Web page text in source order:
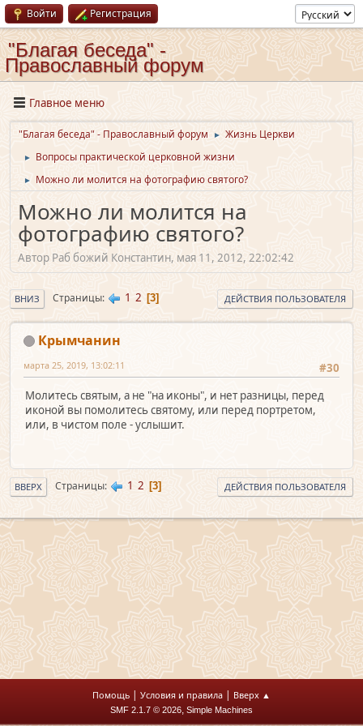
Войти Регистрация
"Благая беседа" -
Православный форум
Главное меню
"Благая беседа" - Православный форум ► Жизнь Церкви
► Вопросы практической церковной жизни
► Можно ли молится на фотографию святого?
Можно ли молится на
фотографию святого?
Автор Раб божий Константин, мая 11, 2012, 22:02:42
ВНИЗ Страницы 1 2 3 ДЕЙСТВИЯ ПОЛЬЗОВАТЕЛЯ
Крымчанин
#30
марта 25, 2019, 13:02:11
Молитесь святым, а не "на иконы", и нет разницы, перед
иконой вы помолитесь святому, или перед портретом,
или, в чистом поле - услышит.
ВВЕРХ Страницы 1 2 3 ДЕЙСТВИЯ ПОЛЬЗОВАТЕЛЯ
Помощь | Условия и правила | Вверх ▲
SMF 2.1.7 © 2026, Simple Machines